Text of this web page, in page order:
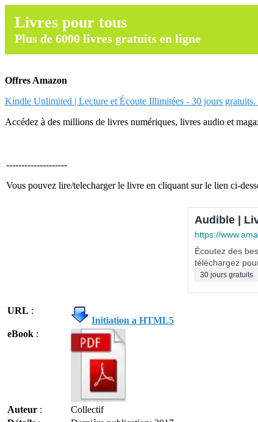
Livres pour tous
Plus de 6000 livres gratuits en ligne
Offres Amazon
Kindle Unlimited | Lecture et Écoute Illimitées - 30 jours gratuits.
Accédez à des millions de livres numériques, livres audio et
--------------------
Vous pouvez lire/telecharger le livre en cliquant sur le lien ci-
Audible |
https://
Écoutez des
téléchargez
30 jours gratuits
URL :
Initiation a HTML5
eBook :
Auteur :
Collectif